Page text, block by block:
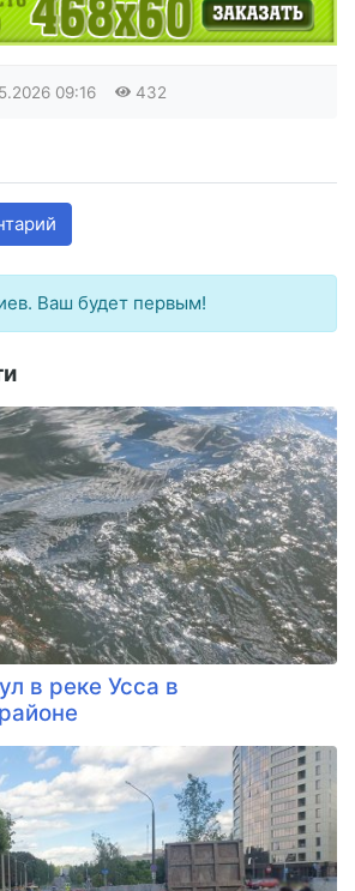
09:16 432
Ваш будет первым!
в реке Усса в